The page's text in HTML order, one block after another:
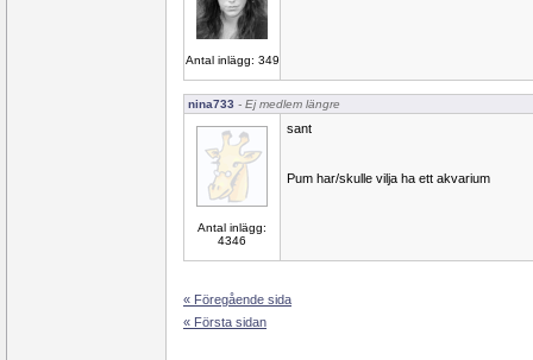
Antal inlägg: 349
nina733 - Ej medlem längre
Antal inlägg:
4346
sant
Pum har/skulle vilja ha ett akvarium
« Föregående sida
« Första sidan